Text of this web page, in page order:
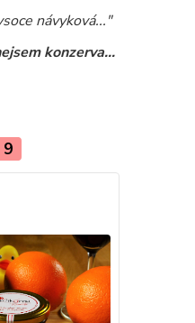
návyková..."
konzerva...
9